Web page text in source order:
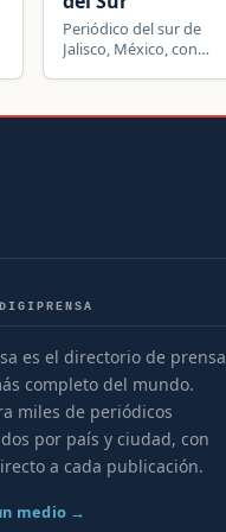
Periódico del sur de
Jalisco, México, con
es el directorio de prensa
completo del mundo.
miles de periódicos
por país y ciudad, con
a cada publicación.
medio →